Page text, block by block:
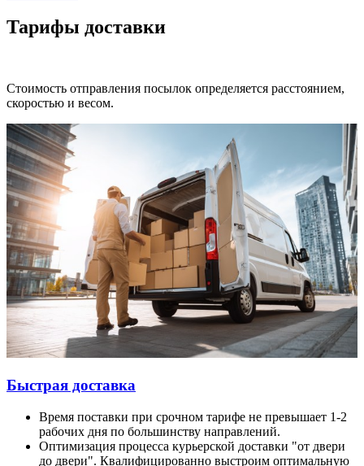
Тарифы доставки
Стоимость отправления посылок определяется расстоянием,
скоростью и весом.
Быстрая доставка
Время поставки при срочном тарифе не превышает 1-2
рабочих дня по большинству направлений.
Оптимизация процесса курьерской доставки "от двери
до двери". Квалифицированно выстроим оптимальную